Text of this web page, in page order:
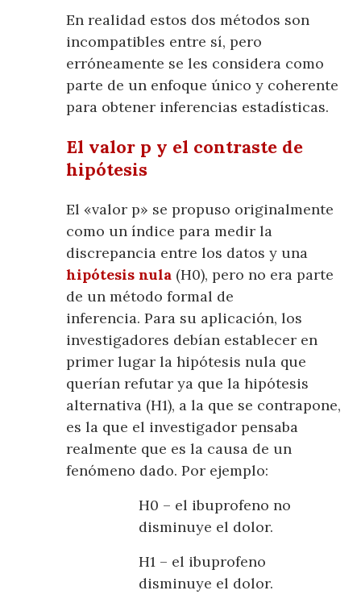
En realidad estos dos métodos son
incompatibles entre sí, pero
erróneamente se les considera como
parte de un enfoque único y coherente
para obtener inferencias estadísticas.
El valor p y el contraste de
hipótesis
El «valor p» se propuso originalmente
como un índice para medir la
discrepancia entre los datos y una
hipótesis nula (H0), pero no era parte
de un método formal de
inferencia. Para su aplicación, los
investigadores debían establecer en
primer lugar la hipótesis nula que
querían refutar ya que la hipótesis
alternativa (H1), a la que se contrapone,
es la que el investigador pensaba
realmente que es la causa de un
fenómeno dado. Por ejemplo:
H0 – el ibuprofeno no
disminuye el dolor.
H1 – el ibuprofeno
disminuye el dolor.